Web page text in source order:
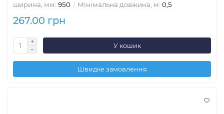
ширина, мм: 950 Мінімальна довжина, м: 0,5
267.00 грн
У кошик
Швидке замовлення